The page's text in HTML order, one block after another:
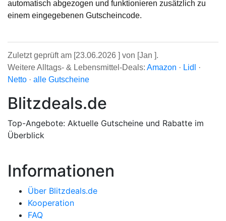
automatisch abgezogen und funktionieren zusätzlich zu
einem eingegebenen Gutscheincode.
Zuletzt geprüft am [23.06.2026 ] von [Jan ].
Weitere Alltags- & Lebensmittel-Deals: Amazon · Lidl
·
Netto · alle Gutscheine
Blitzdeals.de
Top-Angebote: Aktuelle Gutscheine und Rabatte im
Überblick
Informationen
Über Blitzdeals.de
Kooperation
FAQ